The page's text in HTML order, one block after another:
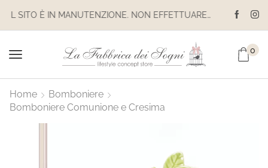
IL SITO È IN MANUTENZIONE. NON EFFETTUARE ACQUISTI. LE SPEDIZIONI SONO SOSPESE
0
Home
Bomboniere
Bomboniere Comunione e Cresima